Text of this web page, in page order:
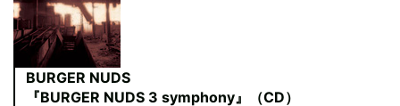
BURGER NUDS
『BURGER NUDS 3 symphony』（CD）